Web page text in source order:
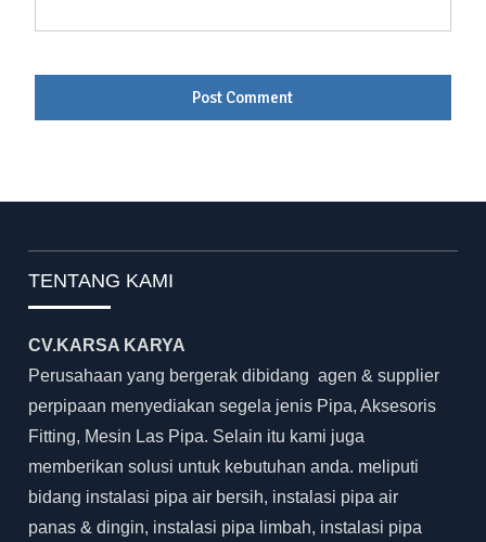
TENTANG KAMI
CV.KARSA KARYA
Perusahaan yang bergerak dibidang agen & supplier
perpipaan menyediakan segela jenis Pipa, Aksesoris
Fitting, Mesin Las Pipa. Selain itu kami juga
memberikan solusi untuk kebutuhan anda. meliputi
bidang instalasi pipa air bersih, instalasi pipa air
panas & dingin, instalasi pipa limbah, instalasi pipa